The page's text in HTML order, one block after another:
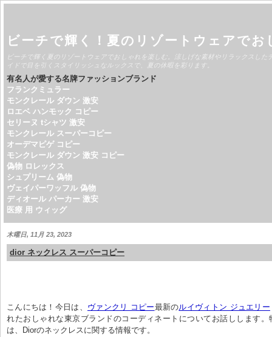
ビーチで輝く！夏のリゾートウェアでお
ビーチで輝く夏のリゾートウェアでおしゃれを楽しむ。涼しげな素材やリラックスし
イドで目を引くスタイリッシュなルックスで、夏の休暇を彩ります。
有名人が愛する名牌ファッションブランド
フランクミュラー
モンクレール ダウン 激安
ロエベ ハンモック コピー
セリーヌ tシャツ 激安
モンクレール スーパーコピー
オーデマピゲ コピー
モンクレール ダウン 激安 コピー
偽物 ロレックス
シュプリーム 偽物
ヴェイパーワッフル 偽物
ディオール パーカー 激安
医療 用 ウィッグ
木曜日, 11月 23, 2023
dior ネックレス スーパーコピー
こんにちは！今日は、 ヴァンクリ コピー最新のルイヴィトン ジュエリー
れたおしゃれな東京ブランドのコーディネートについてお話しします。
は、Diorのネックレスに関する情報です。